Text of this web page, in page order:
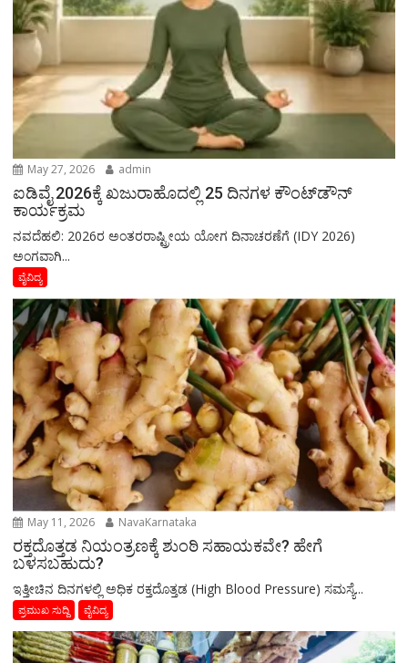
May 27, 2026 admin
ಐಡಿವೈ 2026ಕ್ಕೆ ಖಜುರಾಹೊದಲ್ಲಿ 25 ದಿನಗಳ ಕೌಂಟ್‌ಡೌನ್
ಕಾರ್ಯಕ್ರಮ
ನವದೆಹಲಿ: 2026ರ ಅಂತರರಾಷ್ಟ್ರೀಯ ಯೋಗ ದಿನಾಚರಣೆಗೆ (IDY 2026)
ಅಂಗವಾಗಿ...
ವೈವಿದ್ಯ
May 11, 2026 NavaKarnataka
ರಕ್ತದೊತ್ತಡ ನಿಯಂತ್ರಣಕ್ಕೆ ಶುಂಠಿ ಸಹಾಯಕವೇ? ಹೇಗೆ
ಬಳಸಬಹುದು?
ಇತ್ತೀಚಿನ ದಿನಗಳಲ್ಲಿ ಅಧಿಕ ರಕ್ತದೊತ್ತಡ (High Blood Pressure) ಸಮಸ್ಯೆ...
ಪ್ರಮುಖ ಸುದ್ದಿ ವೈವಿದ್ಯ